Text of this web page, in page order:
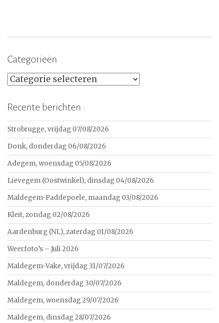
Categorieën
Categorieën
Recente berichten :
Strobrugge, vrijdag 07/08/2026
Donk, donderdag 06/08/2026
Adegem, woensdag 05/08/2026
Lievegem (Oostwinkel), dinsdag 04/08/2026
Maldegem-Paddepoele, maandag 03/08/2026
Kleit, zondag 02/08/2026
Aardenburg (NL), zaterdag 01/08/2026
Weerfoto’s – Juli 2026
Maldegem-Vake, vrijdag 31/07/2026
Maldegem, donderdag 30/07/2026
Maldegem, woensdag 29/07/2026
Maldegem, dinsdag 28/07/2026